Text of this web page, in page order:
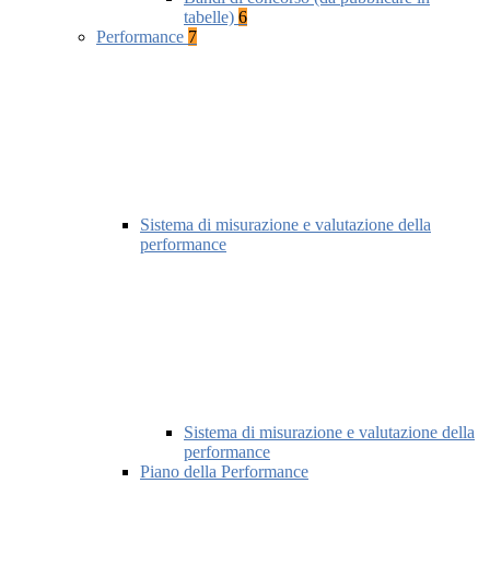
tabelle) 6
Performance 7
Sistema di misurazione e valutazione della
performance
Sistema di misurazione e valutazione della
performance
Piano della Performance